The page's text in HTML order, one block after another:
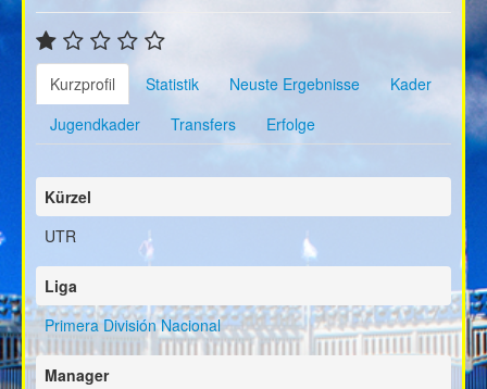
Kurzprofil Statistik Neuste Ergebnisse
Kader
Jugendkader
Transfers Erfolge
Kürzel
UTR
Liga
Primera División Nacional
Manager